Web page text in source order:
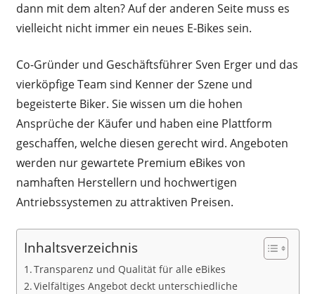
dann mit dem alten? Auf der anderen Seite muss es
vielleicht nicht immer ein neues E-Bikes sein.
Co-Gründer und Geschäftsführer Sven Erger und das
vierköpfige Team sind Kenner der Szene und
begeisterte Biker. Sie wissen um die hohen
Ansprüche der Käufer und haben eine Plattform
geschaffen, welche diesen gerecht wird. Angeboten
werden nur gewartete Premium eBikes von
namhaften Herstellern und hochwertigen
Antriebssystemen zu attraktiven Preisen.
Inhaltsverzeichnis
Transparenz und Qualität für alle eBikes
Vielfältiges Angebot deckt unterschiedliche